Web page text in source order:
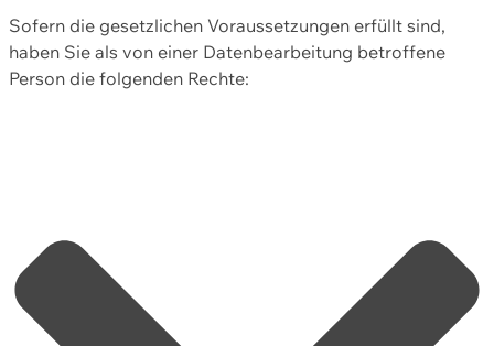
Sofern die gesetzlichen Voraussetzungen erfüllt sind,
haben Sie als von einer Datenbearbeitung betroffene
Person die folgenden Rechte: